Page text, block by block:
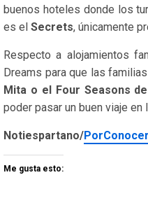
buenos hoteles donde los
es el Secrets, únicamente
Respecto a alojamientos
Dreams para que las
Mita o el Four Seasons
poder pasar un buen viaje en
Notiespartano/PorConocer
Me gusta esto: